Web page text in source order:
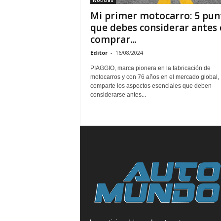
Mi primer motocarro: 5
que debes considerar antes
comprar...
Editor - 16/08/2024
PIAGGIO, marca pionera en la fabricación de
motocarros y con 76 años en el mercado global,
comparte los aspectos esenciales que deben
considerarse antes...